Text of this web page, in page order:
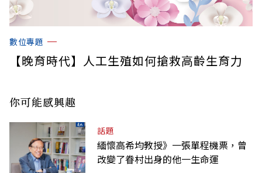
數位專題
【晚育時代】人工生殖如何搶救高齡生育力
你可能感興趣
話題
緬懷高希均教授》一張單程機票，曾
改變了眷村出身的他一生命運